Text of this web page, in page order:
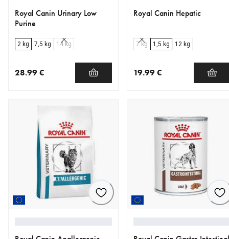
Royal Canin Urinary Low
Purine
2 kg 7,5 kg 14 kg
28.99 €
Royal Canin Hepatic
7 kg 1,5 kg 12 kg
19.99 €